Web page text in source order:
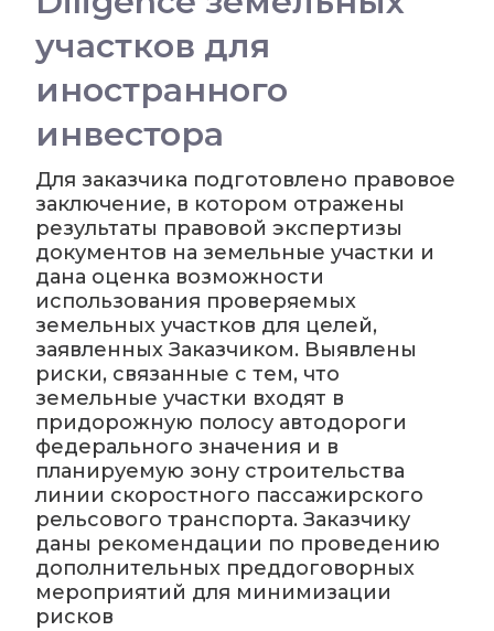
участков для
иностранного
инвестора
Для заказчика подготовлено правовое
заключение, в котором отражены
результаты правовой экспертизы
документов на земельные участки и
дана оценка возможности
использования проверяемых
земельных участков для целей,
заявленных Заказчиком. Выявлены
риски, связанные с тем, что
земельные участки входят в
придорожную полосу автодороги
федерального значения и в
планируемую зону строительства
линии скоростного пассажирского
рельсового транспорта. Заказчику
даны рекомендации по проведению
дополнительных преддоговорных
мероприятий для минимизации
рисков